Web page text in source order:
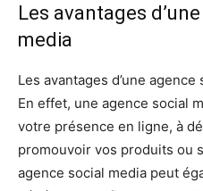
Les avantages
media
Les avantages d’une
En effet, une agence social
votre présence en ligne, à
promouvoir vos produits ou
agence social media peut